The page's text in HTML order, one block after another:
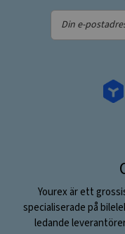
Din
e-
Yourex är ett
specialiserade på
ledande